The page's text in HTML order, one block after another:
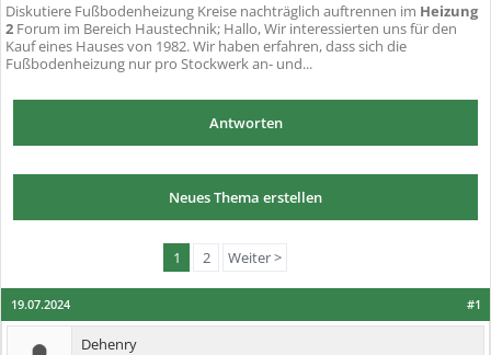
Diskutiere Fußbodenheizung Kreise nachträglich auftrennen im Heizung
2 Forum im Bereich Haustechnik; Hallo, Wir interessierten uns für den
Kauf eines Hauses von 1982. Wir haben erfahren, dass sich die
Fußbodenheizung nur pro Stockwerk an- und...
Antworten
Neues Thema erstellen
1 2 Weiter >
#1
19.07.2024
Dehenry